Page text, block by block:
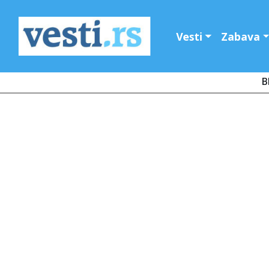
Vesti Zabava